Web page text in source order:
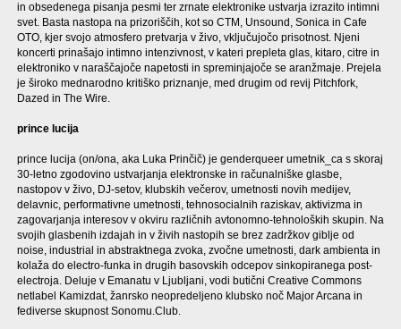
in obsedenega pisanja pesmi ter zrnate elektronike ustvarja izrazito intimni
svet. Basta nastopa na prizoriščih, kot so CTM, Unsound, Sonica in Cafe
OTO, kjer svojo atmosfero pretvarja v živo, vključujočo prisotnost. Njeni
koncerti prinašajo intimno intenzivnost, v kateri prepleta glas, kitaro, citre in
elektroniko v naraščajoče napetosti in spreminjajoče se aranžmaje. Prejela
je široko mednarodno kritiško priznanje, med drugim od revij Pitchfork,
Dazed in The Wire.
prince lucija
prince lucija (on/ona, aka Luka Prinčič) je genderqueer umetnik_ca s skoraj
30-letno zgodovino ustvarjanja elektronske in računalniške glasbe,
nastopov v živo, DJ-setov, klubskih večerov, umetnosti novih medijev,
delavnic, performativne umetnosti, tehnosocialnih raziskav, aktivizma in
zagovarjanja interesov v okviru različnih avtonomno-tehnoloških skupin. Na
svojih glasbenih izdajah in v živih nastopih se brez zadržkov giblje od
noise, industrial in abstraktnega zvoka, zvočne umetnosti, dark ambienta in
kolaža do electro-funka in drugih basovskih odcepov sinkopiranega post-
electroja. Deluje v Emanatu v Ljubljani, vodi butični Creative Commons
netlabel Kamizdat, žanrsko neopredeljeno klubsko noč Major Arcana in
fediverse skupnost Sonomu.Club.